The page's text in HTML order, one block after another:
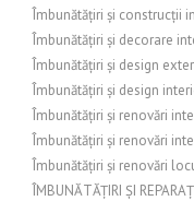
Îmbunătățiri și construcții
Îmbunătățiri și decorare
Îmbunătățiri și design
Îmbunătățiri și design
Îmbunătățiri și renovări
Îmbunătățiri și renovări
Îmbunătățiri și renovări
ÎMBUNĂTĂȚIRI ȘI